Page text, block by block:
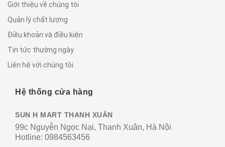
Giới thiệu về chúng tôi
Quản lý chất lượng
Điều khoản và điều kiện
Tin tức thường ngày
Liên hệ với chúng tôi
Hệ thống cửa hàng
SUN H MART THANH XUÂN
99c Nguyễn Ngọc Nại, Thanh Xuân, Hà Nội
Hotline: 0984563456